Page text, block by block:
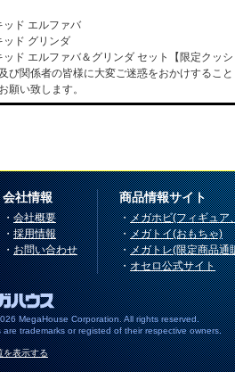
ッド エルファバ
ッド グリンダ
ド エルファバ＆グリンダ セット【限定クッ
び関係者の皆様に大変ご迷惑をおかけするこ
願い致します。
会社情報
・会社概要
・採用情報
・お問い合わせ
商品情報サイト
・メガホビ(フィギュア
・メガトイ(おもちゃ)
・メガトレ(限定商品通
・オセロ公式サイト
MegaHouse Corporation. All rights reserved.
are trademarks or registed of their respective owners.
表示する